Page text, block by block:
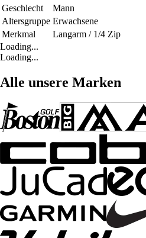
Geschlecht
Mann
Altersgruppe Erwachsene
Merkmal
Langarm / 1/4 Zip
Loading...
Loading...
Alle unsere Marken